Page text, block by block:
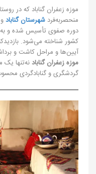
موزه زعفران گناباد که در
منحصر‌به‌فرد شهرستان گناباد
دوره صفوی تأسیس شده و
کشور شناخته می‌شود.
آیین‌ها و مراحل کاشت و
موزه زعفران گنابادنه‌تنها
گردشگری و گنابادگردی